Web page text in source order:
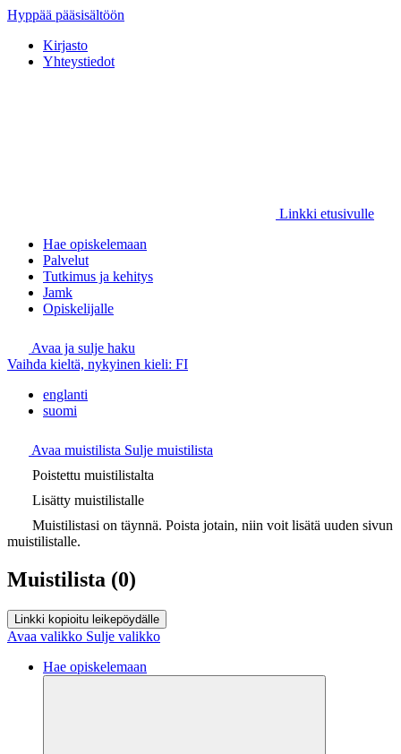
Hyppää pääsisältöön
Kirjasto
Yhteystiedot
Linkki etusivulle
Hae opiskelemaan
Palvelut
Tutkimus ja kehitys
Jamk
Opiskelijalle
Avaa ja sulje haku
Vaihda kieltä, nykyinen kieli: FI
englanti
suomi
Avaa muistilista Sulje muistilista
Poistettu muistilistalta
Lisätty muistilistalle
Muistilistasi on täynnä. Poista jotain, niin voit lisätä uuden sivun
muistilistalle.
Muistilista (0)
Linkki kopioitu leikepöydälle
Avaa valikko Sulje valikko
Hae opiskelemaan